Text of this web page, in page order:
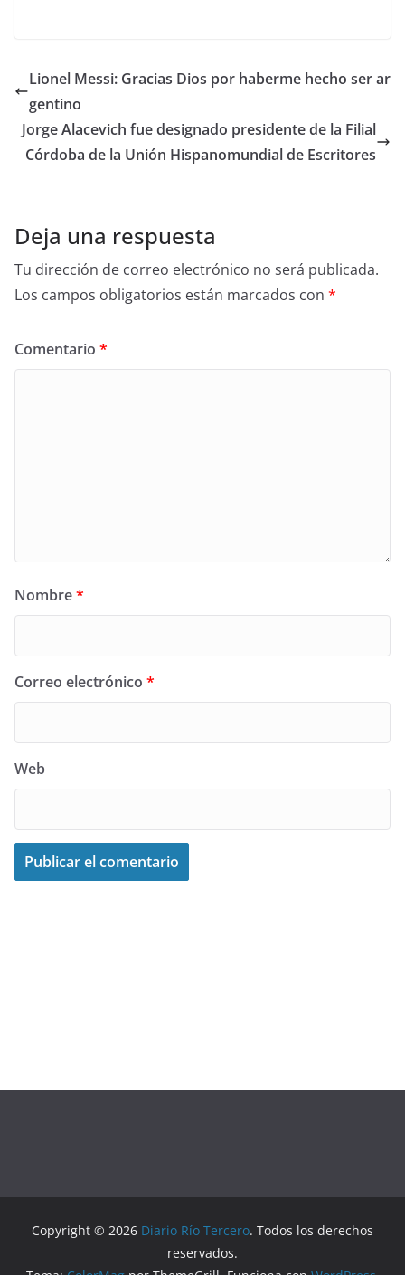
Lionel Messi: Gracias Dios por haberme hecho ser ar
gentino
Jorge Alacevich fue designado presidente de la Filial
Córdoba de la Unión Hispanomundial de Escritores
Deja una respuesta
Tu dirección de correo electrónico no será publicada.
Los campos obligatorios están marcados con *
Comentario *
Nombre*
Correo electrónico *
Web
Copyright © 2026 Diario Río Tercero. Todos los derechos
reservados.